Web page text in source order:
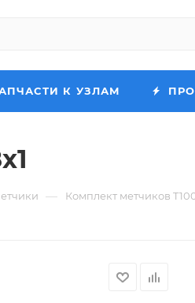
К УЗЛАМ
— Комплект метчиков